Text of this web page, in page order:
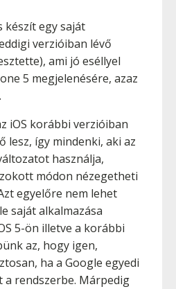
készít egy saját
verzióiban lévő
ami jó eséllyel
5 megjelenésére, azaz
iOS korábbi verzióiban
lesz, így mindenki, aki az
használja,
módon nézegetheti
egyelőre nem lehet
saját alkalmazása
5-ön illetve a korábbi
az, hogy igen,
ha a Google egyedi
rendszerbe. Márpedig